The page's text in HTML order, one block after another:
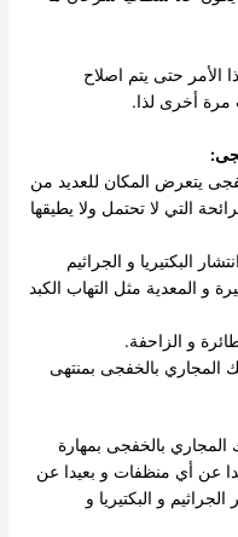
الأمر حتى يتم اصلاح
مرة أخرى لذا.
يتعرض المكان للعديد من
التي لا تحتمل ولا يطيقها
البكتيريا و الجراثيم
و المعدية مثل التهاب الكبد
و الزاحفة.
المجاري بالخفجى بمنتهى
بالخفجى بمهارة
عن أي منظفات و بعيدا عن
و البكتيريا و